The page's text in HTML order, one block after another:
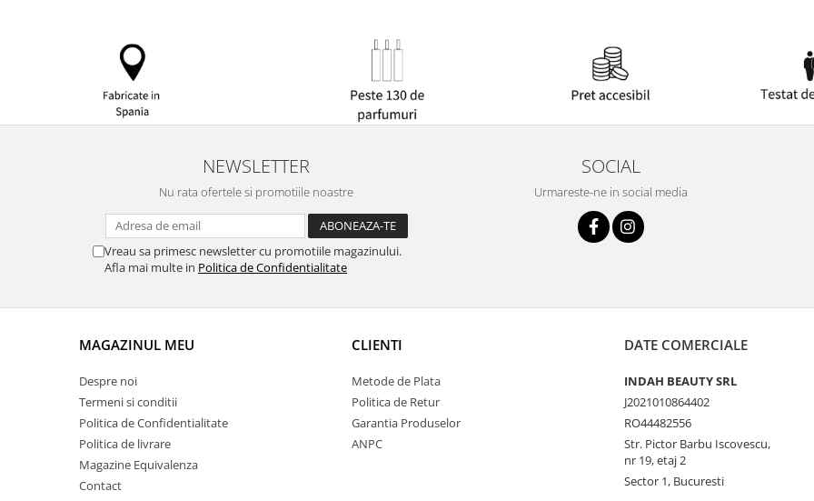
NEWSLETTER
Nu rata ofertele si promotiile noastre
Vreau sa primesc newsletter cu promotiile magazinului.
Afla mai multe in Politica de Confidentialitate
SOCIAL
Urmareste-ne in social media
MAGAZINUL MEU
Despre noi
Termeni si conditii
Politica de Confidentialitate
Politica de livrare
Magazine Equivalenza
Contact
CLIENTI
Metode de Plata
Politica de Retur
Garantia Produselor
ANPC
DATE COMERCIALE
INDAH BEAUTY SRL
J2021010864402
RO44482556
Str. Pictor Barbu Iscovescu,
nr 19, etaj 2
Sector 1, Bucuresti